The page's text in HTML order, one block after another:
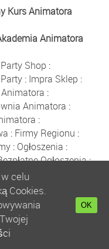
Kurs Animatora
Animatora
Party Shop :
Party : Impra Sklep :
:
Animatora :
:
: Firmy Regionu :
: Ogłoszenia :
Ogłoszenia:
:
:sklep animatora
Ogłoszenia
:
:Rumia
celu
Cookies.
OK